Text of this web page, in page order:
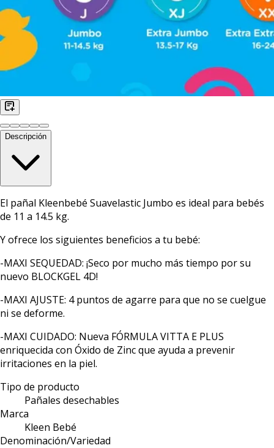
Descripción
El pañal Kleenbebé Suavelastic Jumbo es ideal para bebés
de 11 a 14.5 kg.
Y ofrece los siguientes beneficios a tu bebé:
-MAXI SEQUEDAD: ¡Seco por mucho más tiempo por su
nuevo BLOCKGEL 4D!
-MAXI AJUSTE: 4 puntos de agarre para que no se cuelgue
ni se deforme.
-MAXI CUIDADO: Nueva FÓRMULA VITTA E PLUS
enriquecida con Óxido de Zinc que ayuda a prevenir
irritaciones en la piel.
Tipo de producto
Pañales desechables
Marca
Kleen Bebé
Denominación/Variedad